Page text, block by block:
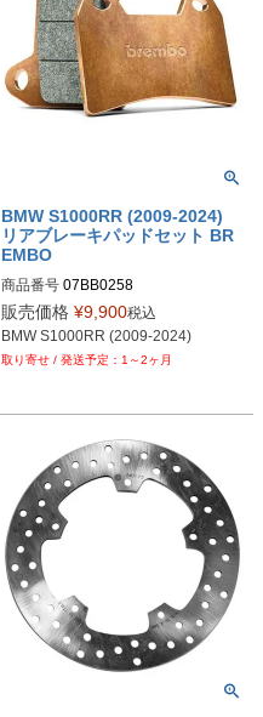
BMW S1000RR (2009-2024)
リアブレーキパッドセット BR
EMBO
商品番号 07BB0258
07BB0258-Genuine96
販売価格 ¥9,900税込
BMW S1000RR (2009-2024)
1～2ヶ月